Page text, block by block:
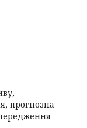
прогнозна